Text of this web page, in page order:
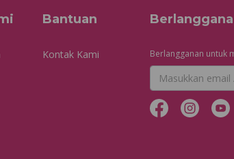
Bantuan
Kontak Kami Berlangganan untuk